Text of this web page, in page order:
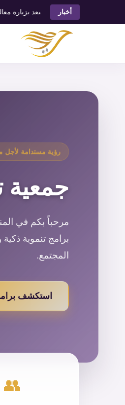
أخبار
توادُّ تسعد بزيارة معالي الوزير المهندس
رؤية مستدامة لأجل
جمعية
مرحباً بكم في
برامج تنموية
المجتمع.
استكشف
👥